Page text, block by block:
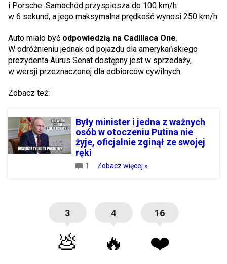
i Porsche. Samochód przyspiesza do 100 km/h
w 6 sekund, a jego maksymalna prędkość wynosi 250 km/h.
Auto miało być odpowiedzią na Cadillaca One.
W odróżnieniu jednak od pojazdu dla amerykańskiego
prezydenta Aurus Senat dostępny jest w sprzedaży,
w wersji przeznaczonej dla odbiorców cywilnych.
Zobacz też:
Były minister i jedna z ważnych
osób w otoczeniu Putina nie
żyje, oficjalnie zginął ze swojej
ręki
1 Zobacz więcej »
3
💩
4
🔥
16
❤️